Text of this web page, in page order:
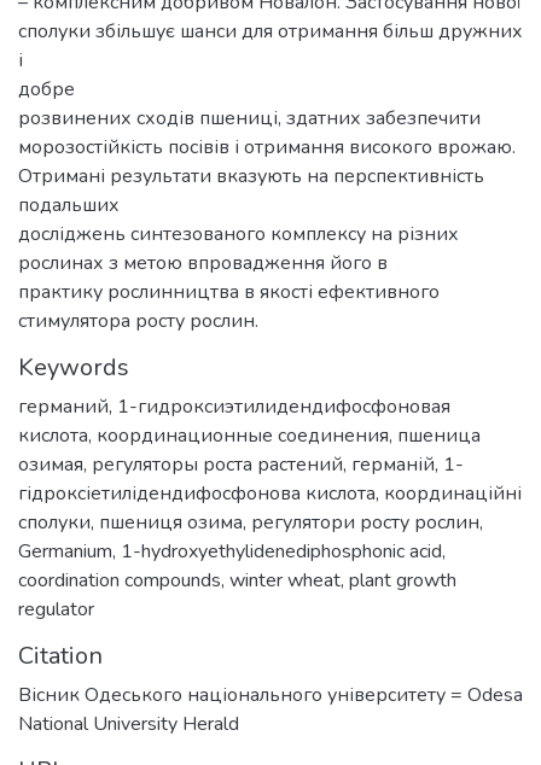
сполуки збільшує шанси для отримання більш дружних
і
добре
розвинених сходів пшениці, здатних забезпечити
морозостійкість посівів і отримання високого врожаю.
Отримані результати вказують на перспективність
подальших
досліджень синтезованого комплексу на різних
рослинах з метою впровадження його в
практику рослинництва в якості ефективного
стимулятора росту рослин.
Keywords
германий, 1-гидроксиэтилидендифосфоновая
кислота, координационные соединения, пшеница
озимая, регуляторы роста растений, германій, 1-
гідроксіетилідендифосфонова кислота, координаційні
сполуки, пшениця озима, регулятори росту рослин,
Germanium, 1-hydroxyethylidenediphosphonic acid,
coordination compounds, winter wheat, plant growth
regulator
Citation
Вісник Одеського національного університету = Odesa
National University Herald